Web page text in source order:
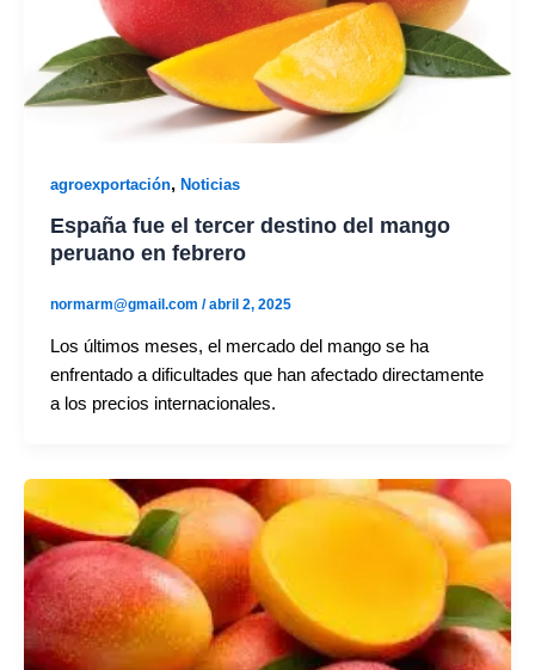
agroexportación, Noticias
España fue el tercer destino del mango
peruano en febrero
normarm@gmail.com /abril 2, 2025
Los últimos meses, el mercado del mango se ha
enfrentado a dificultades que han afectado directamente
a los precios internacionales.